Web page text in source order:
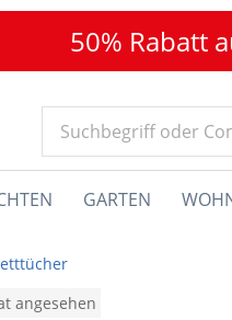
50% Rabatt
GARTEN
angesehen